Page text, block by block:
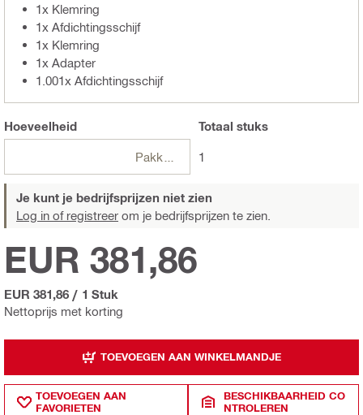
1x Klemring
1x Afdichtingsschijf
1x Klemring
1x Adapter
1.001x Afdichtingsschijf
Hoeveelheid
Pakketten
Totaal stuks
1
Je kunt je bedrijfsprijzen niet zien
Log in of registreer om je bedrijfsprijzen te zien.
Nettoprijs met korting
EUR 381,86
EUR 381,86 / 1 Stuk
TOEVOEGEN AAN WINKELMANDJE
TOEVOEGEN AAN
FAVORIETEN
BESCHIKBAARHEID CO
NTROLEREN